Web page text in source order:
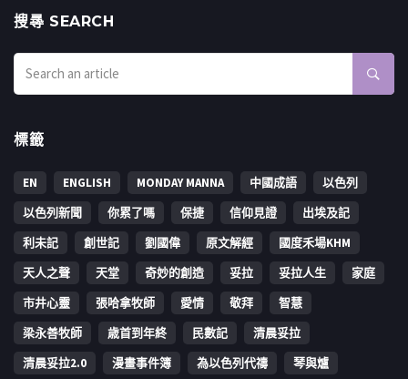
搜㝷 SEARCH
標籤
EN ENGLISH MONDAY MANNA 中國成語
以色列
以色列新聞
你累了嗎 保捷 信仰見證
出埃及記
利未記
創世記 劉國偉 原文解經
國度禾場KHM
天人之聲
天堂 奇妙的創造 妥拉 妥拉人生
家庭
市井心靈
張哈拿牧師 愛情 敬拜
智慧
梁永善牧師
歳首到年終 民數記
清晨妥拉
清晨妥拉2.0
漫畫事件簿 為以色列代禱 琴與爐